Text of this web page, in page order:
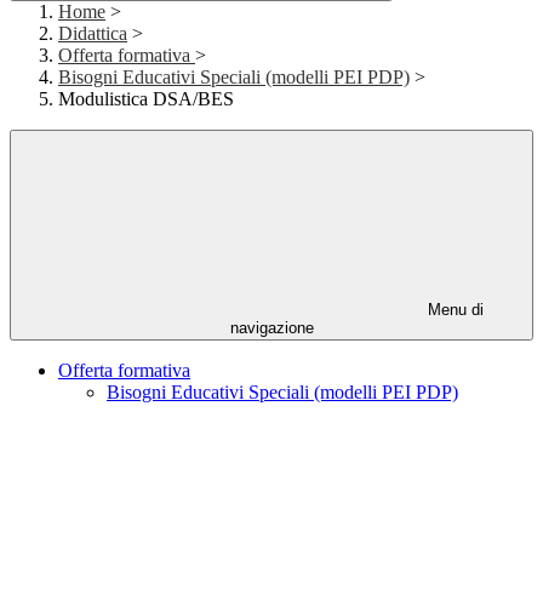
Home >
Didattica >
Offerta formativa >
Bisogni Educativi Speciali (modelli PEI PDP) >
Modulistica DSA/BES
Menu di
navigazione
Offerta formativa
Bisogni Educativi Speciali (modelli PEI PDP)